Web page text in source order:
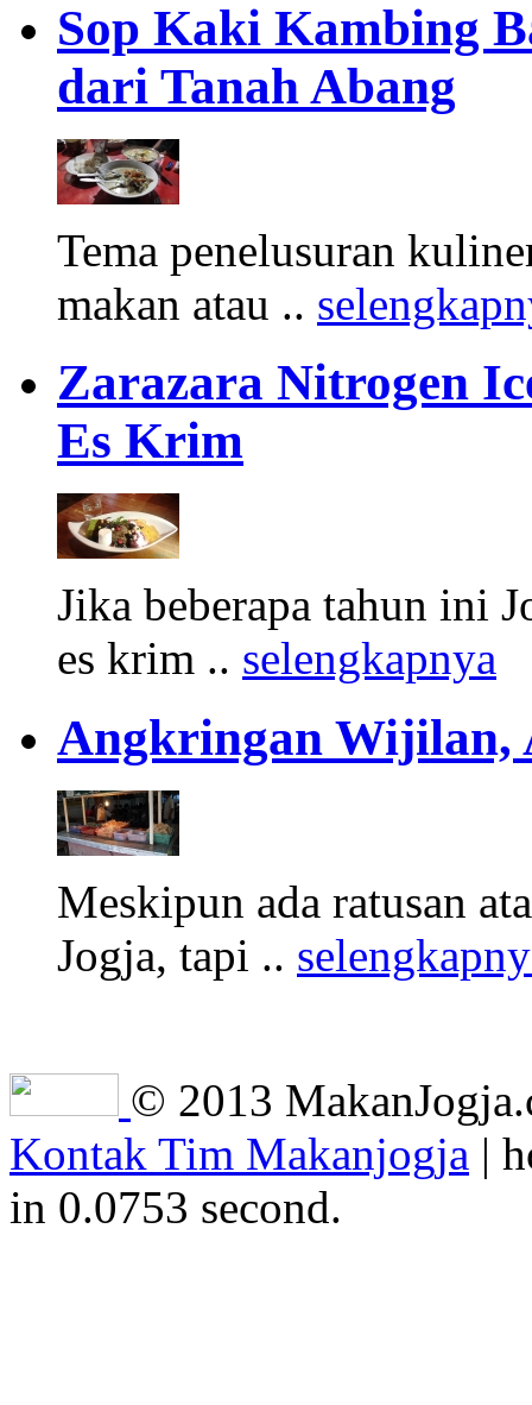
Sop Kaki Kambing
dari Tanah Abang
Tema penelusuran
makan atau ..
Zarazara Nitrogen
Es Krim
Jika beberapa tahun ini
es krim .. selengkapnya
Angkringan Wijilan,
Meskipun ada ratusan
Jogja, tapi ..
© 2013
Kontak Tim Makanjogja |
in 0.0753 second.